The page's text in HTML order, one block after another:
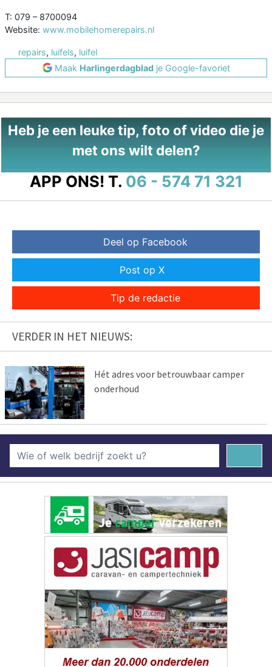
T: 079 – 8700094
Website: www.mobilehomerepairs.nl
repairs, luifels, luifel
Maak Harlingerdagbladje Google-favoriet
Heb je een leuke tip, foto of video die je
met ons wilt delen?
APP ONS! T. 06 - 574 71 321
Deel op Facebook
Post op X
Tip de redactie
VERDER IN HET NIEUWS:
Hét adres voor betrouwbaar camper
onderhoud